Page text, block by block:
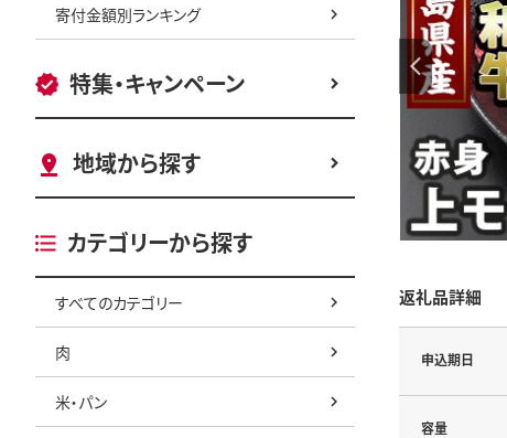
寄付金額別ランキング
特集・キャンペーン
地域から探す
カテゴリーから探す
すべてのカテゴリー
肉
米・パン
返礼品詳細
申込期日
容量